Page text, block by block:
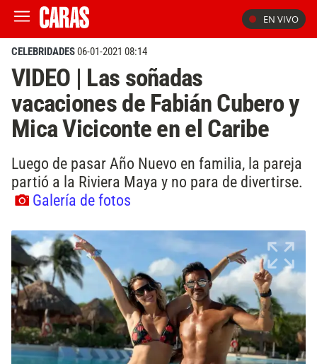
EN VIVO
CELEBRIDADES06-01-2021 08:14
VIDEO | Las soñadas
vacaciones de Fabián Cubero y
Mica Viciconte en el Caribe
Luego de pasar Año Nuevo en familia, la pareja
partió a la Riviera Maya y no para de divertirse.
Galería de fotos